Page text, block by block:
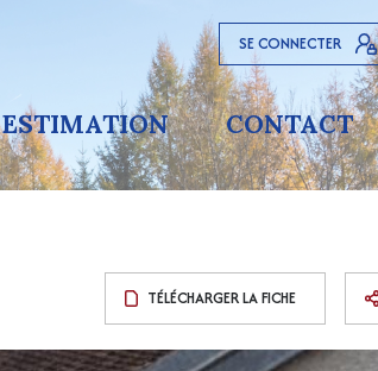
SE CONNECTER
ESTIMATION CONTACT
TÉLÉCHARGER LA FICHE